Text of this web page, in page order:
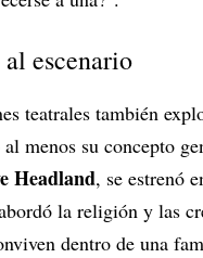
escenario
teatrales también
menos su concepto
Headland, se estrenó
la religión y las
dentro de una